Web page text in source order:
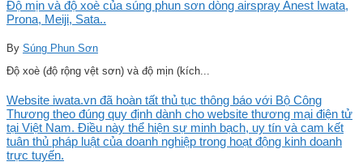
Độ mịn và độ xoè của súng phun sơn dòng airspray Anest Iwata,
Prona, Meiji, Sata..
By Súng Phun Sơn
Độ xoè (độ rộng vệt sơn) và độ mịn (kích...
Website iwata.vn đã hoàn tất thủ tục thông báo với Bộ Công
Thương theo đúng quy định dành cho website thương mại điện tử
tại Việt Nam. Điều này thể hiện sự minh bạch, uy tín và cam kết
tuân thủ pháp luật của doanh nghiệp trong hoạt động kinh doanh
trực tuyến.